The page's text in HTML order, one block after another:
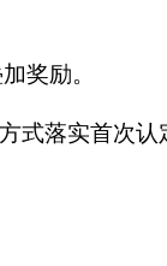
奖励。
式落实首次